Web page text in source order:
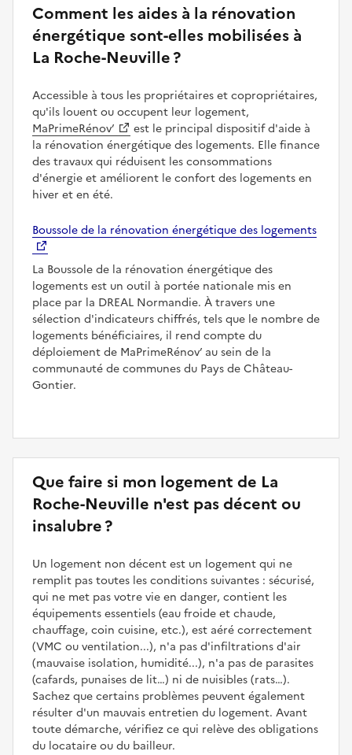
Comment les aides à la rénovation
énergétique sont-elles mobilisées à
La Roche-Neuville ?
Accessible à tous les propriétaires et copropriétaires,
qu'ils louent ou occupent leur logement,
MaPrimeRénov’
est le principal dispositif d'aide à
la rénovation énergétique des logements. Elle finance
des travaux qui réduisent les consommations
d'énergie et améliorent le confort des logements en
hiver et en été.
Boussole de la rénovation énergétique des logements
La Boussole de la rénovation énergétique des
logements est un outil à portée nationale mis en
place par la DREAL Normandie. À travers une
sélection d'indicateurs chiffrés, tels que le nombre de
logements bénéficiaires, il rend compte du
déploiement de MaPrimeRénov’ au sein de la
communauté de communes du Pays de Château-
Gontier.
Que faire si mon logement de La
Roche-Neuville n'est pas décent ou
insalubre ?
Un logement non décent est un logement qui ne
remplit pas toutes les conditions suivantes : sécurisé,
qui ne met pas votre vie en danger, contient les
équipements essentiels (eau froide et chaude,
chauffage, coin cuisine, etc.), est aéré correctement
(VMC ou ventilation...), n'a pas d'infiltrations d'air
(mauvaise isolation, humidité...), n'a pas de parasites
(cafards, punaises de lit…) ni de nuisibles (rats…).
Sachez que certains problèmes peuvent également
résulter d'un mauvais entretien du logement. Avant
toute démarche, vérifiez ce qui relève des obligations
du locataire ou du bailleur.